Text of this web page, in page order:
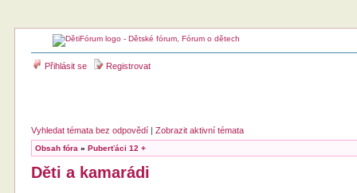
Přihlásit se Registrovat
Vyhledat témata bez odpovědí |Zobrazit aktivní témata
Obsah fóra »Puberťáci 12 +
Děti a kamarádi